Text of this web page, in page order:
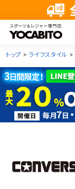
トップ ライフスタイル